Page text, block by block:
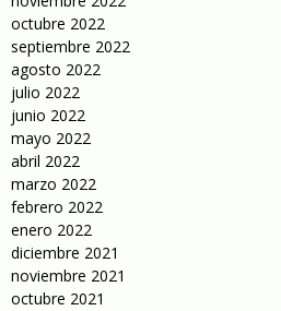
octubre 2022
septiembre 2022
agosto 2022
julio 2022
junio 2022
mayo 2022
abril 2022
marzo 2022
febrero 2022
enero 2022
diciembre 2021
noviembre 2021
octubre 2021